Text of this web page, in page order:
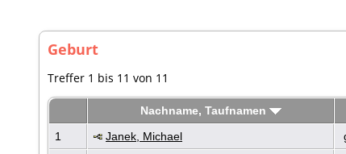
Geburt
Treffer 1 bis 11 von 11
Nachname, Taufnamen
1
Janek, Michael